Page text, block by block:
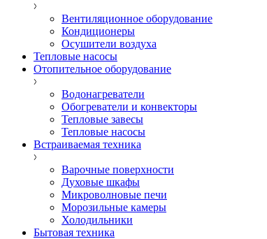
Вентиляционное оборудование
Кондиционеры
Осушители воздуха
Тепловые насосы
Отопительное оборудование
Водонагреватели
Обогреватели и конвекторы
Тепловые завесы
Тепловые насосы
Встраиваемая техника
Варочные поверхности
Духовые шкафы
Микроволновые печи
Морозильные камеры
Холодильники
Бытовая техника